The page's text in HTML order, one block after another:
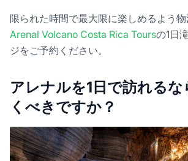
限られた時間で最大限に楽しめるよう物
Arenal Volcano Costa Rica Toursの1日
ジをご予約ください。
アレナルを1日で訪れる
くべきですか？